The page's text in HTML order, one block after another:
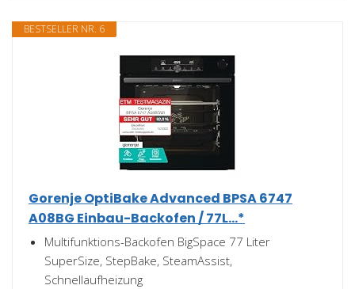
BESTSELLER NR. 6
Gorenje OptiBake Advanced BPSA 6747
A08BG Einbau-Backofen / 77L...*
Multifunktions-Backofen BigSpace 77 Liter
SuperSize, StepBake, SteamAssist,
Schnellaufheizung